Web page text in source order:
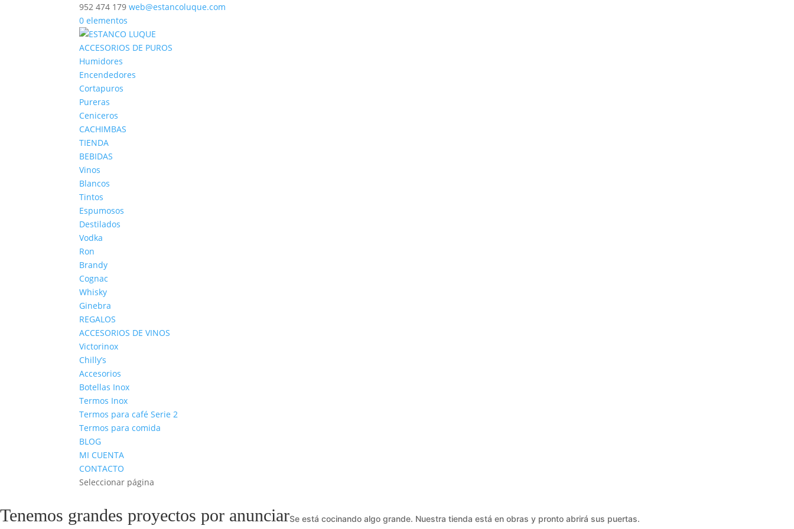
952 474 179 web@estancoluque.com
0 elementos
ACCESORIOS DE PUROS
Humidores
Encendedores
Cortapuros
Pureras
Ceniceros
CACHIMBAS
TIENDA
BEBIDAS
Vinos
Blancos
Tintos
Espumosos
Destilados
Vodka
Ron
Brandy
Cognac
Whisky
Ginebra
REGALOS
ACCESORIOS DE VINOS
Victorinox
Chilly’s
Accesorios
Botellas Inox
Termos Inox
Termos para café Serie 2
Termos para comida
BLOG
MI CUENTA
CONTACTO
Seleccionar página
Tenemos grandes proyectos por anunciarSe está cocinando algo grande. Nuestra tienda está en obras y pronto abrirá sus puertas.